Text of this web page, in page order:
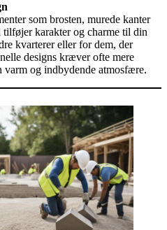
som brosten, murede kanter
tilføjer karakter og charme til din
kvarterer eller for dem, der
designs kræver ofte mere
varm og indbydende atmosfære.